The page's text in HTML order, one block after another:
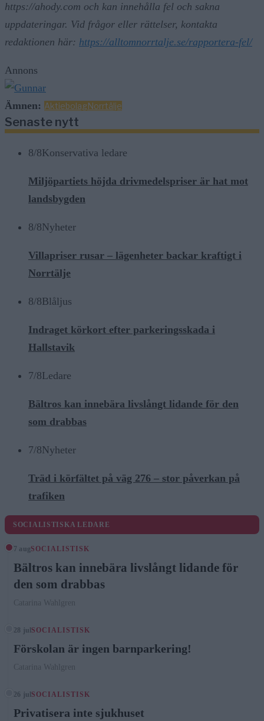
https://ahody.com och kan innehålla fel och sakna
uppdateringar. Vid frågor eller rättelser, kontakta
redaktionen här: https://alltomnorrtalje.se/rapportera-fel/
Annons
Ämnen: Aktiebolag Norrtälje
Senaste nytt
8/8Konservativa ledare
Miljöpartiets höjda drivmedelspriser är hat mot
landsbygden
8/8Nyheter
Villapriser rusar – lägenheter backar kraftigt i
Norrtälje
8/8Blåljus
Indraget körkort efter parkeringsskada i
Hallstavik
7/8Ledare
Bältros kan innebära livslångt lidande för den
som drabbas
7/8Nyheter
Träd i körfältet på väg 276 – stor påverkan på
trafiken
SOCIALISTISKA LEDARE
7 augSOCIALISTISK
Bältros kan innebära livslångt lidande för
den som drabbas
Catarina Wahlgren
28 jul SOCIALISTISK
Förskolan är ingen barnparkering!
Catarina Wahlgren
26 jul SOCIALISTISK
Privatisera inte sjukhuset